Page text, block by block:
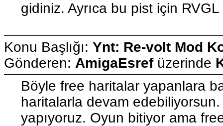
gidiniz. Ayrıca bu pist için
Konu Başlığı: Ynt: Re-volt Mod
Gönderen: AmigaEsrefüzerinde
Böyle free haritalar yapanlara
haritalarla devam edebiliyorsun.
yapıyoruz. Oyun bitiyor ama